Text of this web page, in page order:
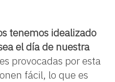
tenemos idealizado
el día de nuestra
provocadas por esta
fácil, lo que es